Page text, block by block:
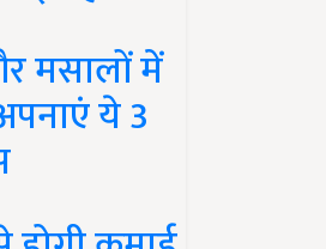
मसालों में
ये 3